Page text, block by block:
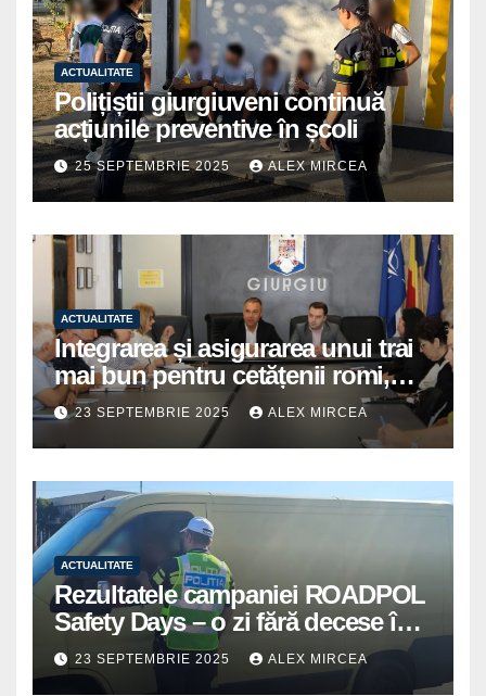
ACTUALITATE
Polițiștii giurgiuveni continuă
acțiunile preventive în școli
25 SEPTEMBRIE 2025 ALEX MIRCEA
ACTUALITATE
Integrarea și asigurarea unui trai
mai bun pentru cetățenii romi,
prioritate pentru instituțiile
publice giurgiuvene
23 SEPTEMBRIE 2025 ALEX MIRCEA
ACTUALITATE
Rezultatele campaniei ROADPOL
Safety Days – o zi fără decese în
trafic
23 SEPTEMBRIE 2025 ALEX MIRCEA